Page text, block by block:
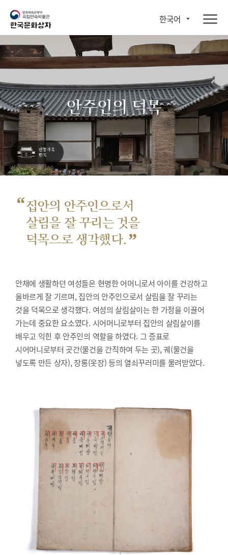
한국어
안주인의 덕목
“집안의 안주인으로서
살림을 잘 꾸리는 것을
덕목으로 생각했다. ”
안채에 생활하던 여성들은 현명한 어머니로서 아이를 건강하고
올바르게 잘 기르며, 집안의 안주인으로서 살림을 잘 꾸리는
것을 덕목으로 생각했다. 여성의 살림살이는 한 가정을 이끌어
가는데 중요한 요소였다. 시어머니로부터 집안의 살림살이를
배우고 익힌 후 안주인의 역할을 하였다. 그 증표로
시어머니로부터 곳간(물건을 간직하여 두는 곳), 궤(물건을
넣도록 만든 상자), 장롱(옷장) 등의 열쇠꾸러미를 물려받았다.